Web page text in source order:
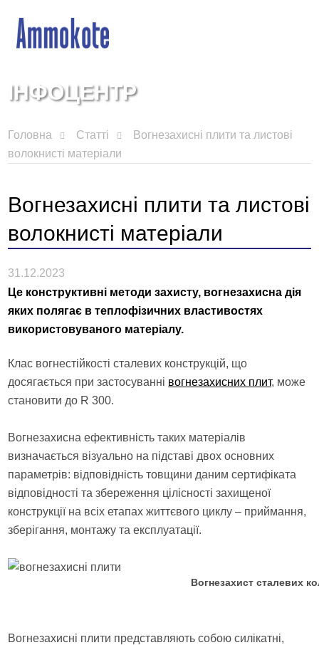
ІНФОЦЕНТР
Головна Статті
Вогнезахисні плити та листові
волокнисті матеріали
Вогнезахисні плити та листові
волокнисті матеріали
31.12.2023
Це конструктивні методи захисту, вогнезахисна дія
яких полягає в теплофізичних властивостях
використовуваного матеріалу.
Клас вогнестійкості сталевих конструкцій, що
досягається при застосуванні вогнезахисних плит, може
становити до R 300.
Вогнезахисна ефективність таких матеріалів
визначається візуально на підставі двох основних
параметрів: відповідність товщини даним сертифіката
відповідності та збереження цілісності захищеної
конструкції на всіх етапах життєвого циклу – приймання,
зберігання, монтажу та експлуатації.
Вогнезахист сталевих
Вогнезахисні плити представляють собою силікатні,